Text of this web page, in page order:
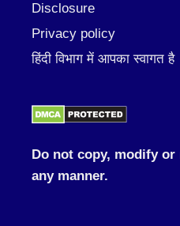
Disclosure
Privacy policy
हिंदी विभाग में आपका स्वागत है
Do not copy, modify
any manner.